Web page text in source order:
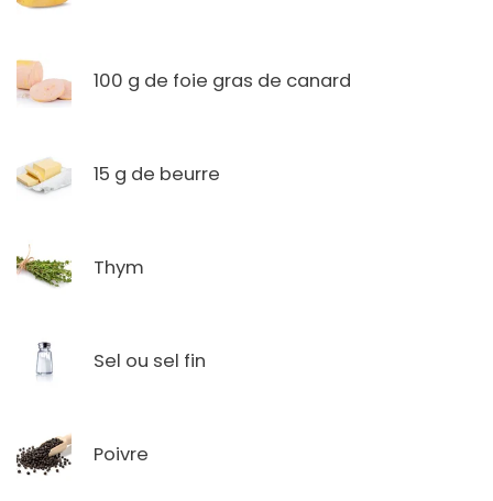
100 g de foie gras de canard
15 g de beurre
Thym
Sel ou sel fin
Poivre